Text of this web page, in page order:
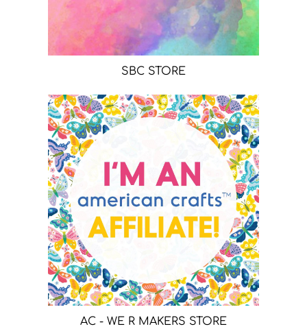
SBC STORE
AC - WE R MAKERS STORE